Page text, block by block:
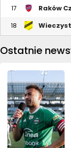
17 Raków
18
Ostatnie